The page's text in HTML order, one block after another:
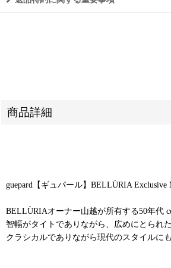
商品詳細
guepard【ギュパール】BELLÙRIA Exclusive
BELLÙRIAオーナー山越が所有する50年代
智幅がタイトでありながら、広めにとられ
クラシカルでありながら現代のスタイルに